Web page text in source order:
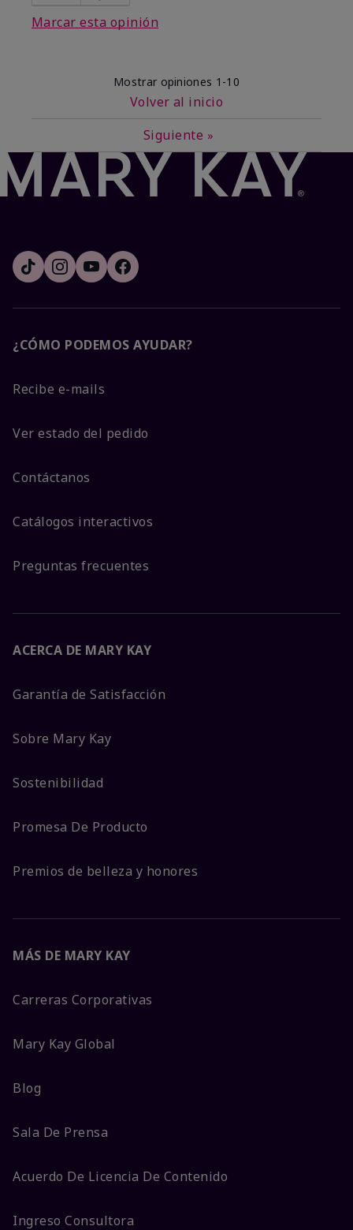
Marcar esta opinión
Mostrar opiniones 1-10
Volver al inicio
Siguiente »
¿CÓMO PODEMOS AYUDAR?
Recibe e-mails
Ver estado del pedido
Contáctanos
Catálogos interactivos
Preguntas frecuentes
ACERCA DE MARY KAY
Garantía de Satisfacción
Sobre Mary Kay
Sostenibilidad
Promesa De Producto
Premios de belleza y honores
MÁS DE MARY KAY
Carreras Corporativas
Mary Kay Global
Blog
Sala De Prensa
Acuerdo De Licencia De Contenido
Ingreso Consultora